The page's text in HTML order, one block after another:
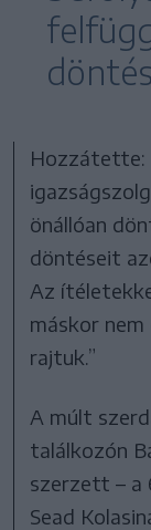
Hozzátette:
önállóan
döntéseit
Az
máskor
rajtuk.”
A múlt
találkozón
szerzett – a
Sead